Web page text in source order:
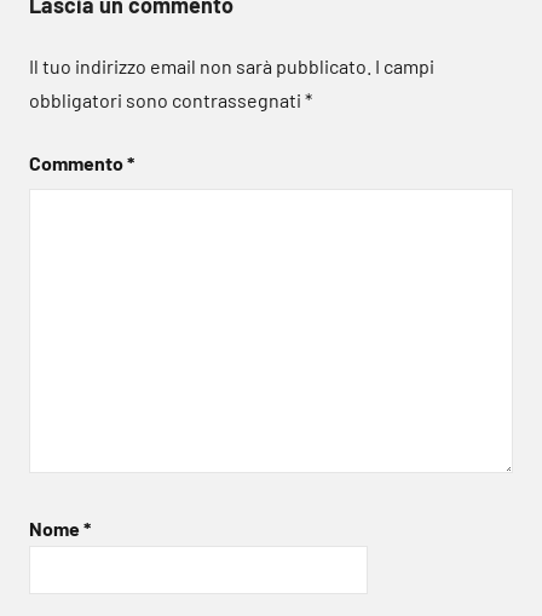
Il tuo indirizzo email non sarà pubblicato. I campi
obbligatori sono contrassegnati *
Commento*
Nome*